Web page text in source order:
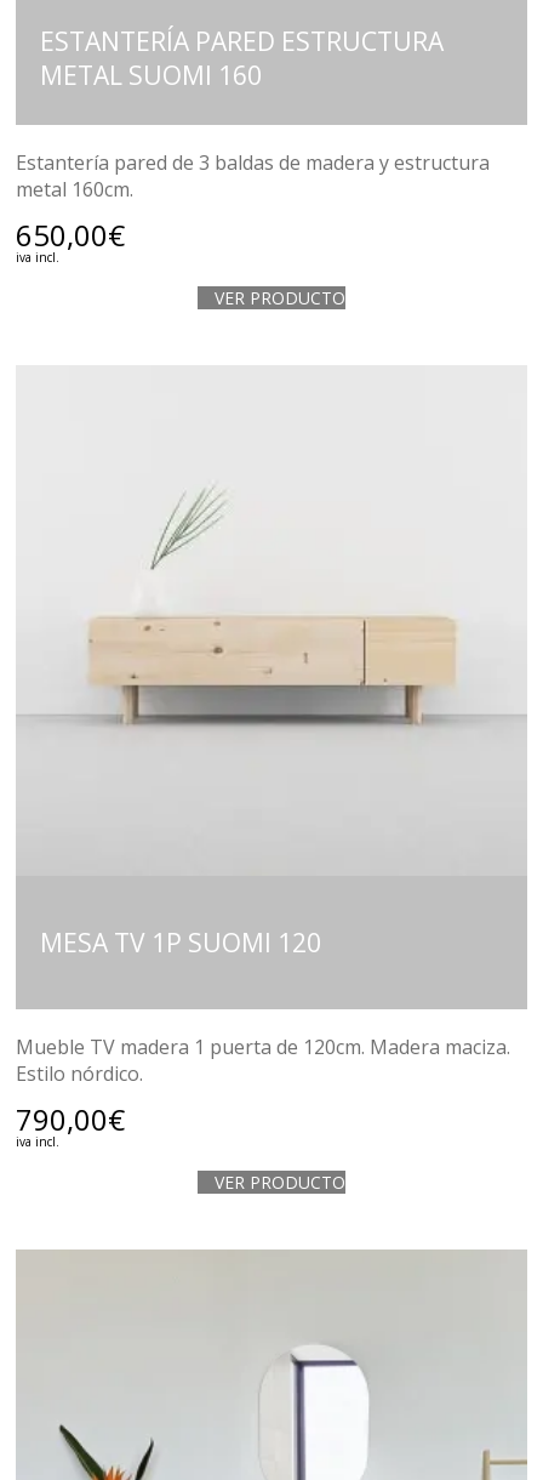
ESTANTERÍA PARED ESTRUCTURA
METAL SUOMI 160
Estantería pared de 3 baldas de madera y estructura
metal 160cm.
650,00€
iva incl.
VER PRODUCTO
MESA TV 1P SUOMI 120
Mueble TV madera 1 puerta de 120cm. Madera maciza.
Estilo nórdico.
790,00€
iva incl.
VER PRODUCTO